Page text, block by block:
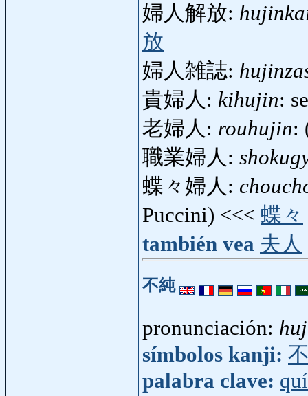
婦人解放:
放
婦人雑誌:
貴婦人: kihujin:
老婦人: rouhujin:
職業婦人:
蝶々婦人:
Puccini) <<< 蝶々
también vea 夫人
不純
pronunciación:
símbolos kanji:
palabra clave: